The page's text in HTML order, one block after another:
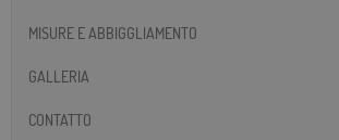
MISURE E ABBIGGLIAMENTO
GALLERIA
CONTATTO